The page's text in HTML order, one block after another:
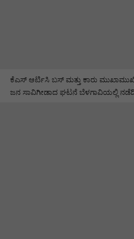
ಕೆಎಸ್ ಆರ್ಟಿಸಿ ಬಸ್ ಮತ್ತು ಕಾರು ಮುಖಾಮುಖಿ
ಜನ ಸಾವಿಗೀಡಾದ ಘಟನೆ ಬೆಳಗಾವಿಯಲ್ಲಿ